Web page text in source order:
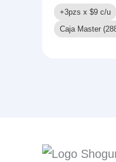
+3pzs x $9 c/u
Caja Master